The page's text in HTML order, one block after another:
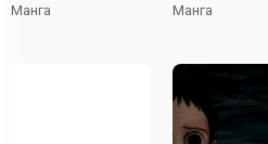
Манга Манга